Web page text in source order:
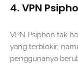
4. VPN
VPN Psiphon tak
yang terblokir,
penggunanya